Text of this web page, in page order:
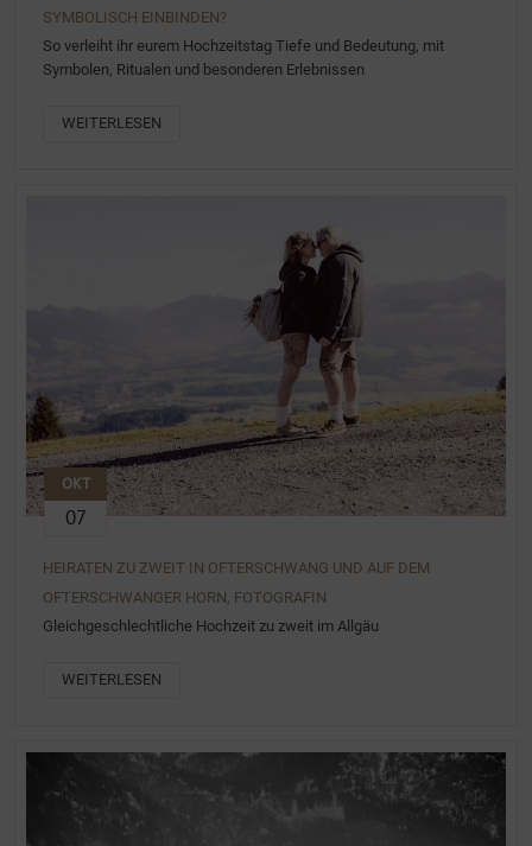
SYMBOLISCH EINBINDEN?
So verleiht ihr eurem Hochzeitstag Tiefe und Bedeutung, mit
Symbolen, Ritualen und besonderen Erlebnissen
WEITERLESEN
OKT
07
HEIRATEN ZU ZWEIT IN OFTERSCHWANG UND AUF DEM
OFTERSCHWANGER HORN, FOTOGRAFIN
Gleichgeschlechtliche Hochzeit zu zweit im Allgäu
WEITERLESEN